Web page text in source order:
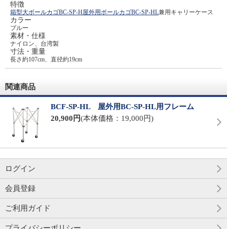
特徴
箱型大ボールカゴBC-SP-H屋外用ボールカゴBC-SP-HL兼用キャリーケース
カラー
ブルー
素材・仕様
ナイロン、台湾製
寸法・重量
長さ約107cm、直径約19cm
関連商品
BCF-SP-HL 屋外用BC-SP-HL用フレーム
20,900円(本体価格：19,000円)
ログイン
会員登録
ご利用ガイド